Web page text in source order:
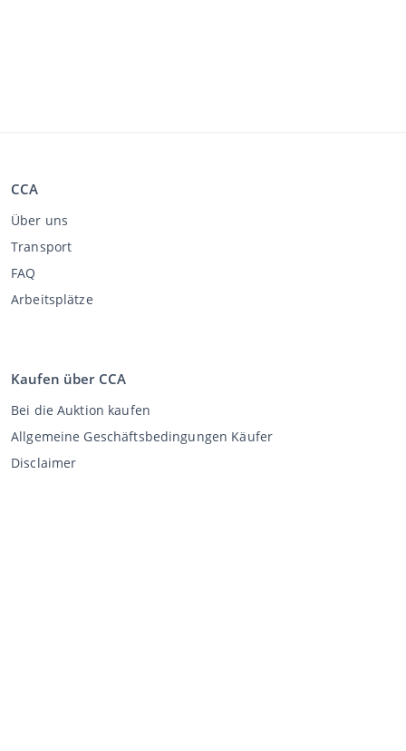
CCA
Über uns
Transport
FAQ
Arbeitsplätze
Kaufen über CCA
Bei die Auktion kaufen
Allgemeine Geschäftsbedingungen Käufer
Disclaimer